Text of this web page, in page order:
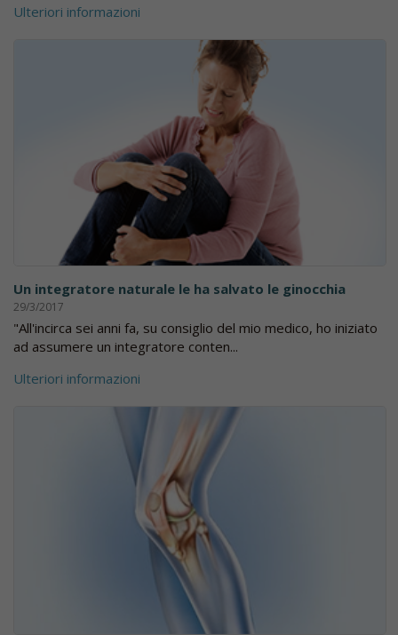
Ulteriori informazioni
Un integratore naturale le ha salvato le ginocchia
29/3/2017
"All'incirca sei anni fa, su consiglio del mio medico, ho iniziato
ad assumere un integratore conten...
Ulteriori informazioni